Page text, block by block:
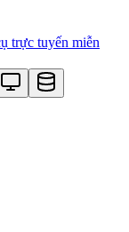
trực tuyến miễn